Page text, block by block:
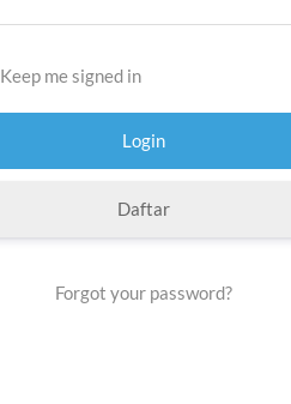
Keep me signed in
Daftar
Forgot your password?